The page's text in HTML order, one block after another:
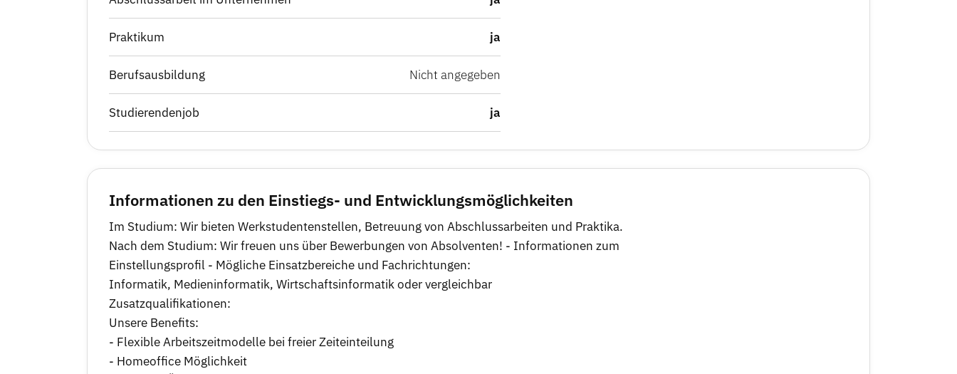
Praktikum ja
Berufsausbildung Nicht angegeben
Studierendenjob ja
Informationen zu den Einstiegs- und Entwicklungsmöglichkeiten
Im Studium: Wir bieten Werkstudentenstellen, Betreuung von Abschlussarbeiten und Praktika.
Nach dem Studium: Wir freuen uns über Bewerbungen von Absolventen! - Informationen zum
Einstellungsprofil - Mögliche Einsatzbereiche und Fachrichtungen:
Informatik, Medieninformatik, Wirtschaftsinformatik oder vergleichbar
Zusatzqualifikationen:
Unsere Benefits:
- Flexible Arbeitszeitmodelle bei freier Zeiteinteilung
- Homeoffice Möglichkeit